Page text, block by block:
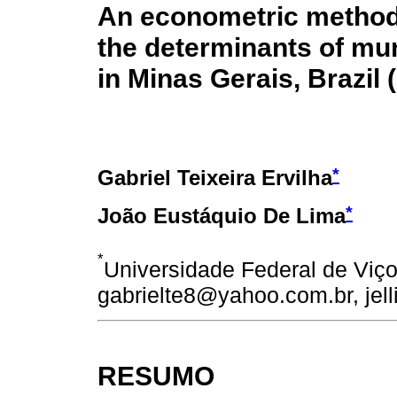
An econometric
the determinants of
in Minas Gerais, Brazil
Gabriel Teixeira Ervilha*
João Eustáquio De Lima*
*Universidade Federal de
gabrielte8@yahoo.com.br,
RESUMO